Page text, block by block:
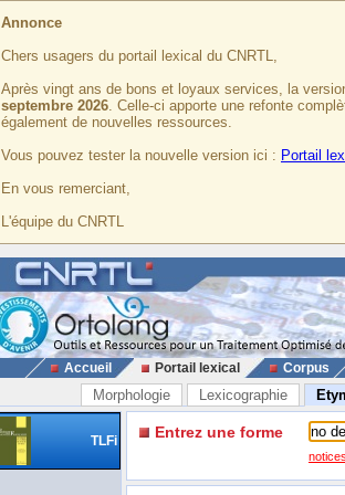
Annonce
Chers usagers du portail lexical du CNRTL,
Après vingt ans de bons et loyaux services, la
septembre 2026. Celle-ci apporte une refonte
également de nouvelles ressources.
Vous pouvez tester la nouvelle version ici : Portail
En vous remerciant,
L'équipe du CNRTL
Accueil Portail lexical Corpus
Morphologie Lexicographie
TLFi Entrez une forme